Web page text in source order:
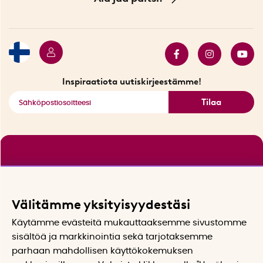
Inspiraatiota uutiskirjeestämme!
Tilaa
Välitämme yksityisyydestäsi
Käytämme evästeitä mukauttaaksemme sivustomme
sisältöä ja markkinointia sekä tarjotaksemme
parhaan mahdollisen käyttökokemuksen